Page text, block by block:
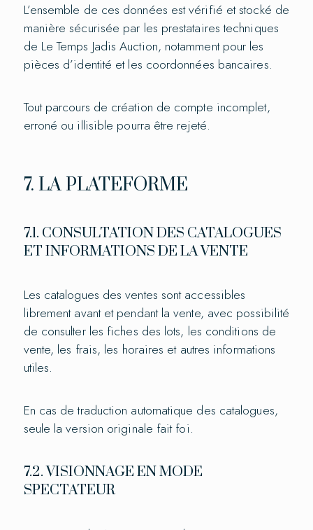
L’ensemble de ces données est vérifié et stocké de
manière sécurisée par les prestataires techniques
de Le Temps Jadis Auction, notamment pour les
pièces d’identité et les coordonnées bancaires.
Tout parcours de création de compte incomplet,
erroné ou illisible pourra être rejeté.
7. LA PLATEFORME
7.1. CONSULTATION DES CATALOGUES
ET INFORMATIONS DE LA VENTE
Les catalogues des ventes sont accessibles
librement avant et pendant la vente, avec possibilité
de consulter les fiches des lots, les conditions de
vente, les frais, les horaires et autres informations
utiles.
En cas de traduction automatique des catalogues,
seule la version originale fait foi.
7.2. VISIONNAGE EN MODE
SPECTATEUR